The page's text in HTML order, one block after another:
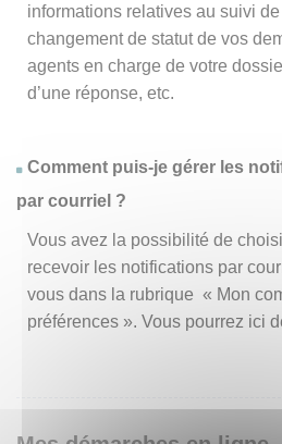
informations relatives au suivi
changement de statut de vos
agents en charge de votre
d’une réponse, etc.
Comment puis-je gérer les
par courriel ?
Vous avez la possibilité de
recevoir les notifications par
vous dans la rubrique « Mon
préférences ». Vous pourrez ici